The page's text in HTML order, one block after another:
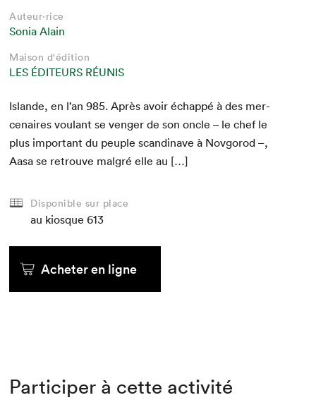
Auteur·rice
Sonia Alain
Maison d'édition
LES ÉDITEURS RÉUNIS
Islande, en l’an985. Après avoir échap­pé à des mer­
ce­naires voulant se venger de son oncle – le chef le
plus impor­tant du peu­ple scan­di­nave à Nov­gorod –,
Aasa se retrou­ve mal­gré elle au […]
Disponible sur place
au kiosque 613
Acheter en ligne
Participer à cette activité